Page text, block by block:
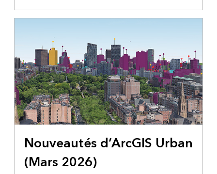
Nouveautés d’ArcGIS Urban
(Mars 2026)